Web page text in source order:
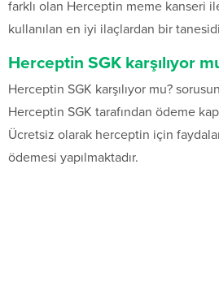
farklı olan Herceptin meme kanseri
kullanılan en iyi ilaçlardan bir
Herceptin SGK karşılıyor
Herceptin SGK karşılıyor mu?
Herceptin SGK tarafından ödeme
Ücretsiz olarak herceptin için
ödemesi yapılmaktadır.